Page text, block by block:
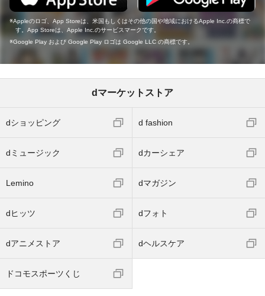
Appleのロゴ、App Storeは、米国もしくはその他の国や地域におけるApple Inc.の商標で
す。App Storeは、Apple Inc.のサービスマークです。
Google Play および Google Play ロゴは Google LLC の商標です。
dマーケットストア
dショッピング d fashion
dミュージック dカーシェア
Lemino dマガジン
dヒッツ dフォト
dアニメストア dヘルスケア
ドコモスポーツくじ